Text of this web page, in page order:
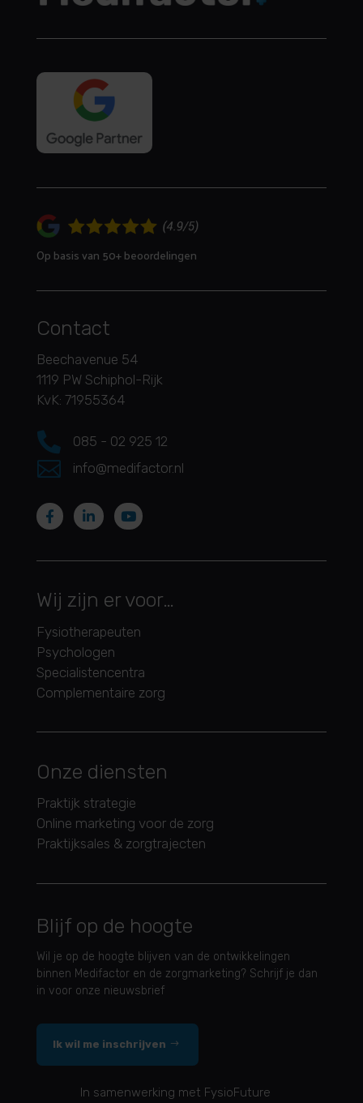
Op basis van 50+ beoordelingen
Contact
Beechavenue 54
1119 PW Schiphol-Rijk
KvK: 71955364
 085 - 02 925 12
 info@medifactor.nl
Wij zijn er voor…
Fysiotherapeuten
Psychologen
Specialistencentra
Complementaire zorg
Onze diensten
Praktijk strategie
Online marketing voor de zorg
Praktijksales & zorgtrajecten
Blijf op de hoogte
Wil je op de hoogte blijven van de ontwikkelingen
binnen Medifactor en de zorgmarketing? Schrijf je dan
in voor onze nieuwsbrief
Ik wil me inschrijven
In samenwerking met FysioFuture